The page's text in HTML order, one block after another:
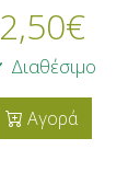
2,50€
Διαθέσιμο
Αγορά